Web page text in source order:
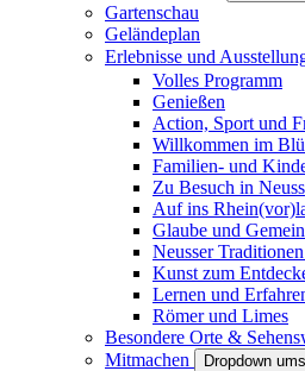
Gartenschau
Geländeplan
Erlebnisse und
Volles Programm
Genießen
Action, Sport und
Willkommen im
Familien- und
Zu Besuch in Neuss
Auf ins
Glaube und
Neusser
Kunst zum
Lernen und
Römer und Limes
Besondere Orte &
Mitmachen
Dropdown